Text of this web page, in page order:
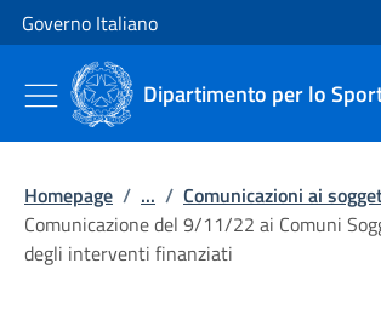
Vai al contenuto
Vai alla navigazione del sito
Governo Italiano
Dipartimento per lo
Homepage / ... / Comunicazioni ai
Comunicazione del 9/11/22 ai Comuni
degli interventi finanziati